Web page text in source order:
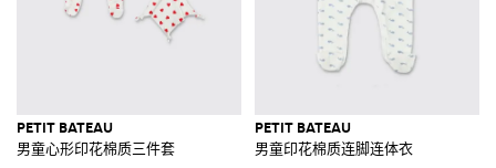
PETIT BATEAU
男童心形印花棉质三件套
PETIT BATEAU
男童印花棉质连脚连体衣